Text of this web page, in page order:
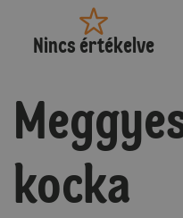
Nincs értékelve
kocka